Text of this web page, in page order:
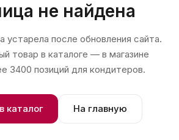
не найдена
устарела после обновления сайта.
товар в каталоге — в магазине
3400 позиций для кондитеров.
каталог На главную